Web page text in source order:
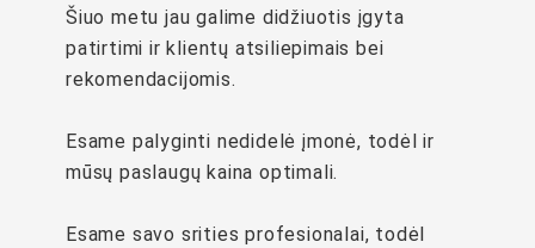
Šiuo metu jau galime didžiuotis įgyta
patirtimi ir klientų atsiliepimais bei
rekomendacijomis.
Esame palyginti nedidelė įmonė, todėl ir
mūsų paslaugų kaina optimali.
Esame savo srities profesionalai, todėl